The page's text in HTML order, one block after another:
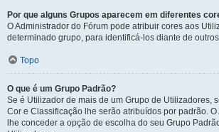
Por que alguns Grupos aparecem em diferentes
O Administrador do Fórum pode atribuir cores aos
determinado grupo, para identificá-los diante de
Topo
O que é um Grupo Padrão?
Se é Utilizador de mais de um Grupo de Utilizadores,
Cor e Classificação lhe serão atribuídos por padrão.
lhe conceder a opção de escolha do seu Grupo